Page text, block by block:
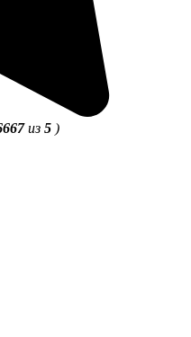
из 5 )